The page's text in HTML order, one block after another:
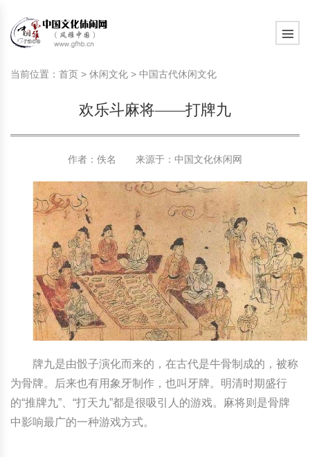
旅游民俗文化动态
中国民俗史话
中华姓氏文化
中国民俗信仰
中国民俗禁忌
中外婚俗文化
中国民俗研究
中国民俗时尚
中国传统服饰
中华民居
中国古代休闲文化
政策法律法规
国外民俗趣谈
旅游出行知识
时尚休闲文化
国际交流
中国传统节日
中国生肖文化
中国饮食文化
刺绣
草编
皮影
木雕
中国民间故事
中国周易文化
苗族巫蛊文化
国外神秘文化
中国性文化
现代家庭教育知识
艺术百科
生活百科
教育百科
其他百科
旅游民俗文化动态
中国民俗史话
中华姓氏文化
中国民俗信仰
中国民俗禁忌
中外婚俗文化
中国民俗研究
中国民俗时尚
中国传统服饰
中华民居
中国古代休闲文化
政策法律法规
国外民俗趣谈
旅游出行知识
时尚休闲文化
国际交流
中国传统节日
中国生肖文化
中国饮食文化
刺绣
草编
皮影
木雕
中国民间故事
中国周易文化
苗族巫蛊文化
国外神秘文化
中国性文化
现代家庭教育知识
艺术百科
生活百科
教育百科
其他百科
当前位置： 首页 > 休闲文化 > 中国古代休闲文化
欢乐斗麻将——打牌九
作者：佚名 来源于： 中国文化休闲网
牌九是由骰子演化而来的，在古代是牛骨制成的，被称
为骨牌。后来也有用象牙制作，也叫牙牌。明清时期盛行
的“推牌九”、“打天九”都是很吸引人的游戏。麻将则是骨牌
中影响最广的一种游戏方式。